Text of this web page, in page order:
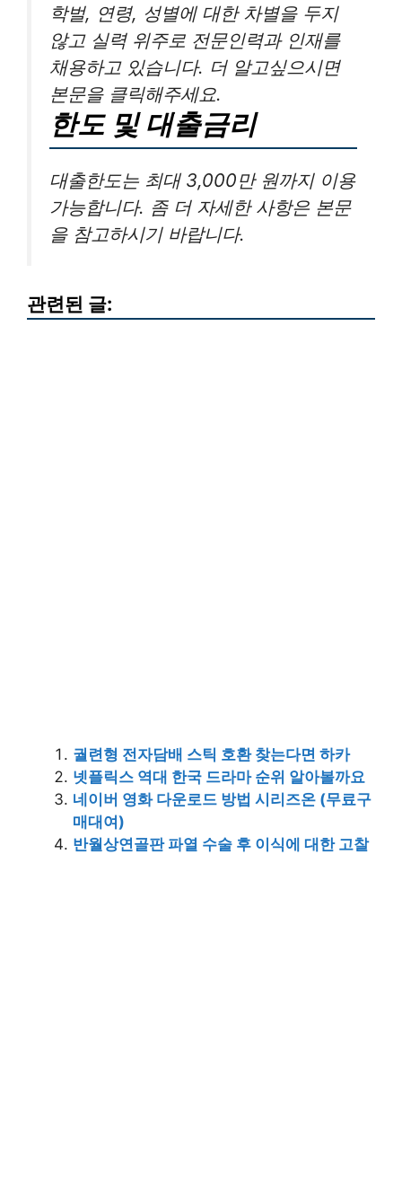
학벌, 연령, 성별에 대한 차별을 두지
않고 실력 위주로 전문인력과 인재를
채용하고 있습니다. 더 알고싶으시면
본문을 클릭해주세요.
한도 및 대출금리
대출한도는 최대 3,000만 원까지 이용
가능합니다. 좀 더 자세한 사항은 본문
을 참고하시기 바랍니다.
관련된 글:
궐련형 전자담배 스틱 호환 찾는다면 하카
넷플릭스 역대 한국 드라마 순위 알아볼까요
네이버 영화 다운로드 방법 시리즈온 (무료구
매대여)
반월상연골판 파열 수술 후 이식에 대한 고찰